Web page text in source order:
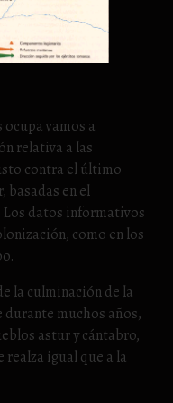
vamos a
relativa a las
contra el último
basadas en el
Los datos informativos
como en los
la culminación de la
muchos años,
astur y cántabro,
realza igual que a la